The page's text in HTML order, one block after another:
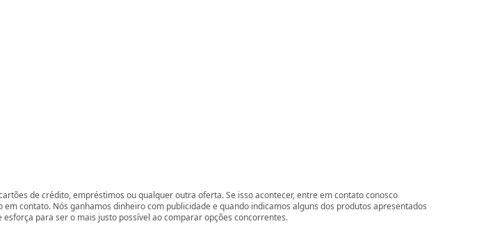
de crédito, empréstimos ou qualquer outra oferta. Se isso acontecer, entre em contato conosco
contato. Nós ganhamos dinheiro com publicidade e quando indicamos alguns dos produtos apresentados
para ser o mais justo possível ao comparar opções concorrentes.